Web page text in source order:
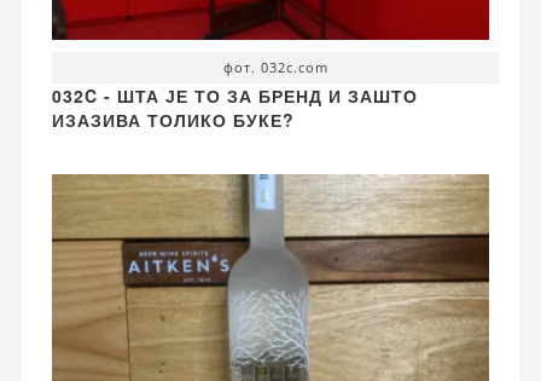
фот. 032c.com
032C - ШТА ЈЕ ТО ЗА БРЕНД И ЗАШТО
ИЗАЗИВА ТОЛИКО БУКЕ?